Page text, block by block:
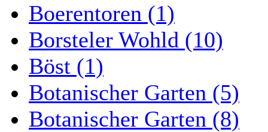
Boerentoren (1)
Borsteler Wohld (10)
Böst (1)
Botanischer Garten (5)
Botanischer Garten (8)